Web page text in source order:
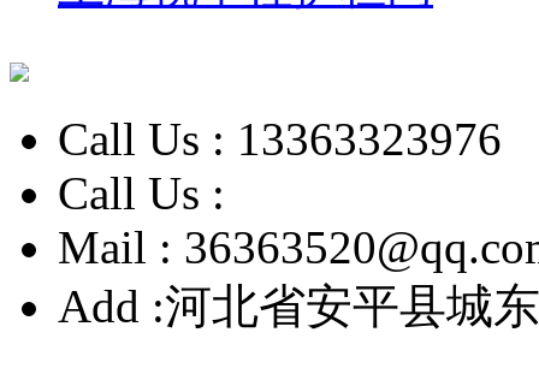
Call Us : 13363323976
Call Us :
Mail :
Add :河北省安平县城